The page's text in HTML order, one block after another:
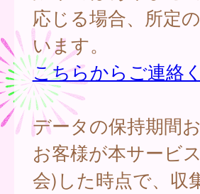
応じる場合、所定
います。
こちらからご連絡
データの保持期間
お客様が本サービ
会)した時点で、収